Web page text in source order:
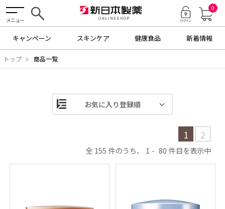
メニュー
0
キャンペーン スキンケア 健康食品 新着情報
トップ 商品一覧
1 2
155 1 80